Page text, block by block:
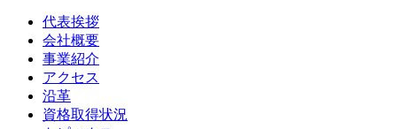
代表挨拶
会社概要
事業紹介
アクセス
沿革
資格取得状況